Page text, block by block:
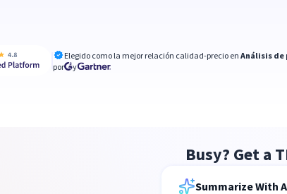
Elegido como la mejor relación calidad-precio enAnálisis de
por
y
Busy? Get a
Summarize With